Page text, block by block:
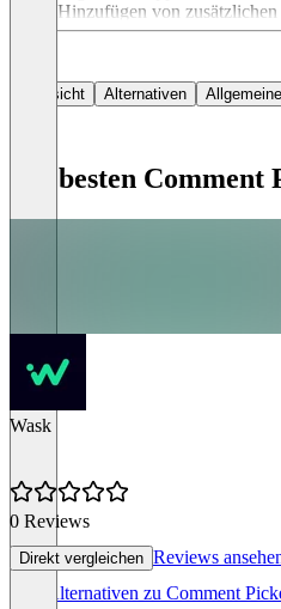
Hinzufügen von
Nutzer*innen
Kommentare können
Übersicht Alternativen
Die besten
Wask
0 Reviews
Direkt vergleichen Reviews
Alle Alternativen zu Comment